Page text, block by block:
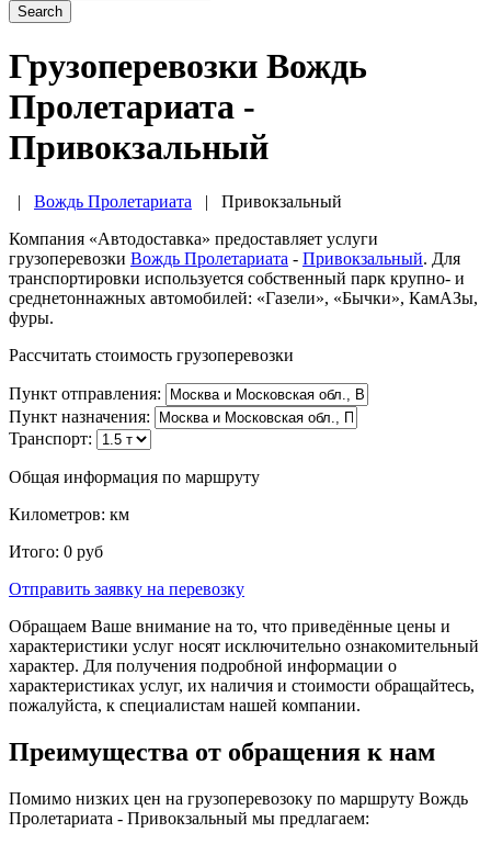
Search
Грузоперевозки Вождь
Пролетариата -
Привокзальный
| Вождь Пролетариата | Привокзальный
Компания «Автодоставка» предоставляет услуги
грузоперевозки Вождь Пролетариата - Привокзальный. Для
транспортировки используется собственный парк крупно- и
среднетоннажных автомобилей: «Газели», «Бычки», КамАЗы,
фуры.
Рассчитать стоимость грузоперевозки
Пункт отправления:
Пункт назначения:
Транспорт:
Общая информация по маршруту
Километров: км
Итого: 0 руб
Отправить заявку на перевозку
Обращаем Ваше внимание на то, что приведённые цены и
характеристики услуг носят исключительно ознакомительный
характер. Для получения подробной информации о
характеристиках услуг, их наличия и стоимости обращайтесь,
пожалуйста, к специалистам нашей компании.
Преимущества от обращения к нам
Помимо низких цен на грузоперевозоку по маршруту Вождь
Пролетариата - Привокзальный мы предлагаем: